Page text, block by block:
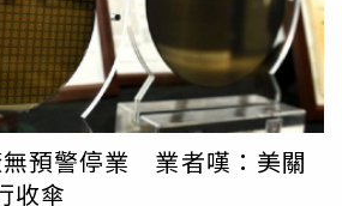
內淨增近500人。受美國關稅衝擊的
月底多出653人。其中一家主攻美國
，更一口氣通報412人放無薪假，顯
灣機械公會直言，美國關稅「疊加計
，導致台灣機械產品與日、韓相比，
少廠商被迫「做四休三」，產業壓力
預警停業 業者嘆：美關
收傘